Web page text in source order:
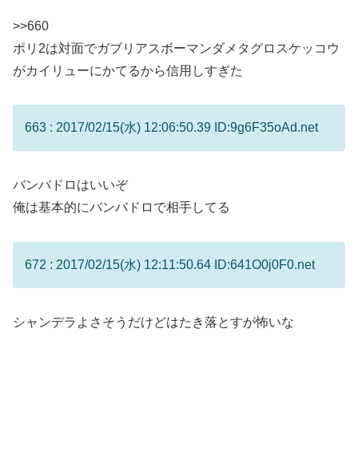
>>660
ポリ2は対面でガブリアスボーマンダメタグロスケッコウ
がカイリューにかてるから信用しすぎた
663 : 2017/02/15(水) 12:06:50.39 ID:9g6F35oAd.net
バンバドロはいいぞ
俺は基本的にバンバドロで相手してる
672 : 2017/02/15(水) 12:11:50.64 ID:641O0j0F0.net
シャンデラよさそうだけどはたき落とすが怖いな